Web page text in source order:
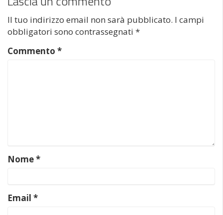
Il tuo indirizzo email non sarà pubblicato. I campi
obbligatori sono contrassegnati *
Commento *
Nome*
Email *